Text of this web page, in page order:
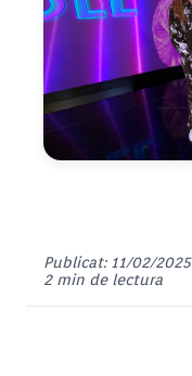
Publicat: 11/02/2025
2 min de lectura